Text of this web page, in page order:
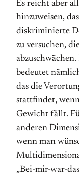
Es reicht aber
hinzuweisen,
diskriminierte
zu versuchen,
bedeutet
das die
stattfindet,
Gewicht fällt.
anderen
wenn man
„Bei-mir-war-